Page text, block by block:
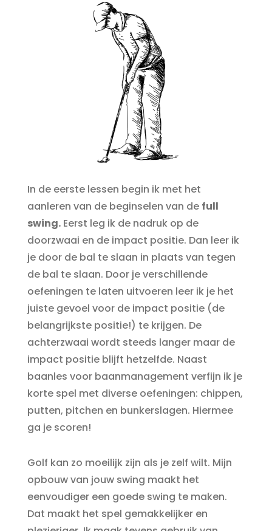
In de eerste lessen begin ik met het
aanleren van de beginselen van de full
swing.Eerst leg ik de nadruk op de
doorzwaai en de impact positie. Dan leer ik
je door de bal te slaan in plaats van tegen
de bal te slaan. Door je verschillende
oefeningen te laten uitvoeren leer ik je het
juiste gevoel voor de impact positie (de
belangrijkste positie!) te krijgen. De
achterzwaai wordt steeds langer maar de
impact positie blijft hetzelfde. Naast
baanles voor baanmanagement verfijn ik je
korte spel met diverse oefeningen: chippen,
putten, pitchen en bunkerslagen. Hiermee
ga je scoren!
Golf kan zo moeilijk zijn als je zelf wilt. Mijn
opbouw van jouw swing maakt het
eenvoudiger een goede swing te maken.
Dat maakt het spel gemakkelijker en